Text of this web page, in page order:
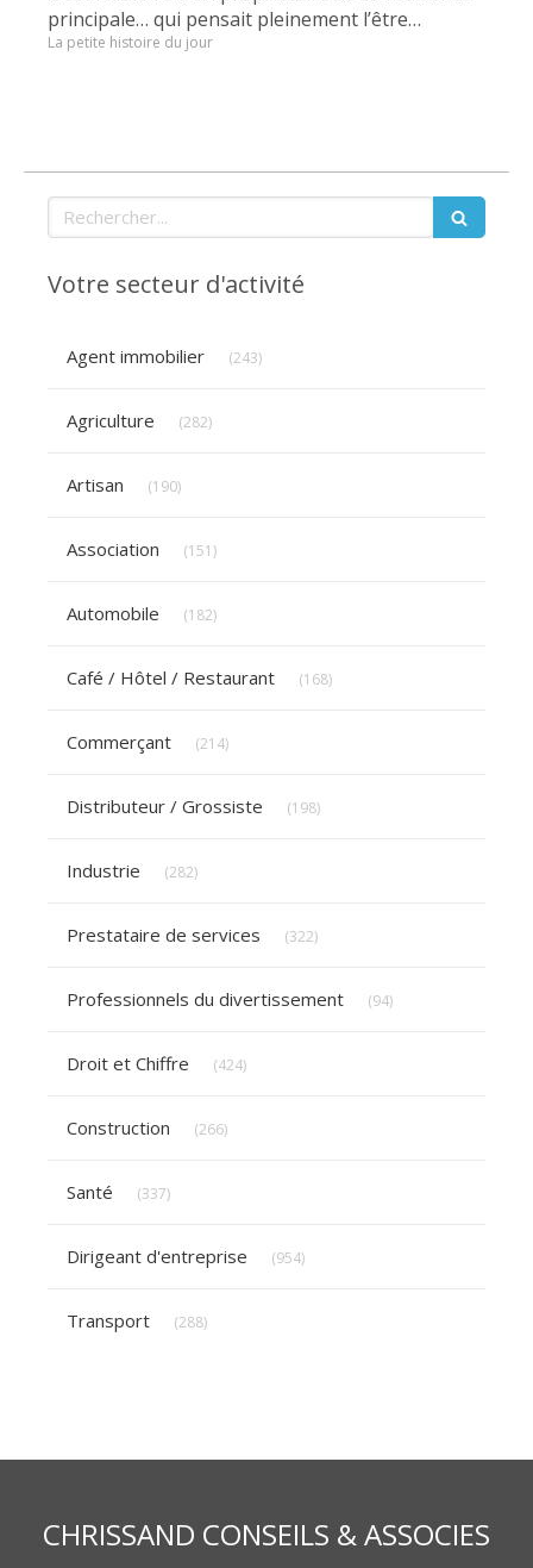
principale… qui pensait pleinement l’être…
La petite histoire du jour
Rechercher
Votre secteur d'activité
Agent immobilier (243)
Agriculture (282)
Artisan (190)
Association (151)
Automobile (182)
Café / Hôtel / Restaurant (168)
Commerçant (214)
Distributeur / Grossiste (198)
Industrie (282)
Prestataire de services (322)
Professionnels du divertissement (94)
Droit et Chiffre (424)
Construction (266)
Santé (337)
Dirigeant d'entreprise (954)
Transport (288)
CHRISSAND CONSEILS & ASSOCIES